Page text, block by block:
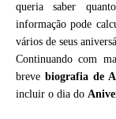
queria saber
informação pode
vários de seus
Continuando com
breve biografia de
incluir o dia do